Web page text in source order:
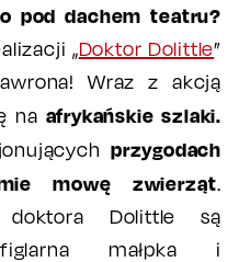
pod dachem teatru?
„Doktor Dolittle”
Wraz z akcją
na afrykańskie szlaki.
przygodach
mowę zwierząt.
doktora Dolittle są
małpka i